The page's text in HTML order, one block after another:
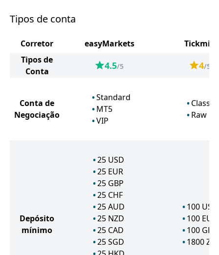
Tipos de conta
Corretor easyMarkets
Tickmill
Tipos de
Conta
4.5/5 4/5
Conta de
Negociação
Standard
MT5
VIP
Classic
Raw
Depósito
mínimo
25 USD
25 EUR
25 GBP
25 CHF
25 AUD
25 NZD
25 CAD
25 SGD
100 USD
100 EUR
100 GBP
1800